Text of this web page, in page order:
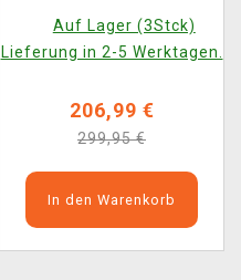
- Stephen Strange BDS
Art Scale 1/10 – Iron
Auf Lager (3Stck)
Lieferung in 2-5 Werktagen.
206,99 €
299,95 €
In den Warenkorb